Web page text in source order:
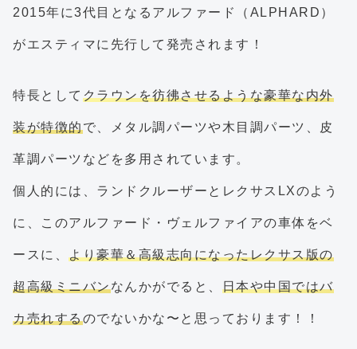
2015年に3代目となるアルファード（ALPHARD）
がエスティマに先行して発売されます！
特長として クラウンを彷彿させるような豪華な内外
装が特徴的で、メタル調パーツや木目調パーツ、皮
革調パーツなどを多用されています。
個人的には、ランドクルーザーとレクサスLXのよう
に、このアルファード・ヴェルファイアの車体をベ
ースに、 より豪華＆高級志向になったレクサス版の
超高級ミニバンなんかがでると、 日本や中国ではバ
カ売れするのでないかな〜と思っております！！